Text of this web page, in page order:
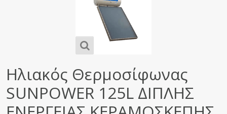
Ηλιακός Θερμοσίφωνας
SUNPOWER 125L ΔΙΠΛΗΣ